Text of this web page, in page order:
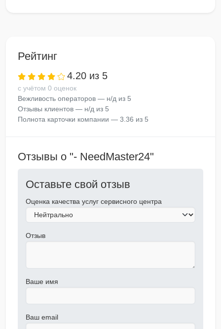
Рейтинг
4.20 из 5
с учётом 0 оценок
Вежливость операторов — н/д из 5
Отзывы клиентов — н/д из 5
Полнота карточки компании — 3.36 из 5
Отзывы о "- NeedMaster24"
Оставьте свой отзыв
Оценка качества услуг сервисного центра
Отзыв
Ваше имя
Ваш email